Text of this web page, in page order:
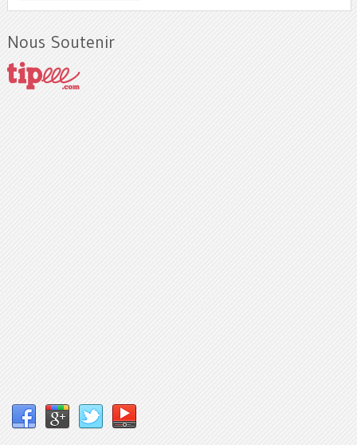
Nous Soutenir